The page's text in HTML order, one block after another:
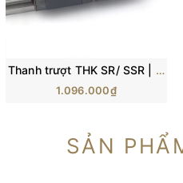
Thanh trượt THK SR/ SSR | SR15, SR20, SR25, SR30, SR35
1.096.000₫
SẢN